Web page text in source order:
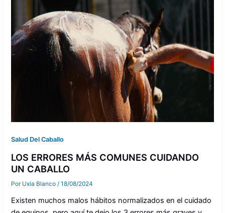
Salud Del Caballo
LOS ERRORES MÁS COMUNES CUIDANDO
UN CABALLO
Por Uxía Blanco/18/08/2024
Existen muchos malos hábitos normalizados en el cuidado